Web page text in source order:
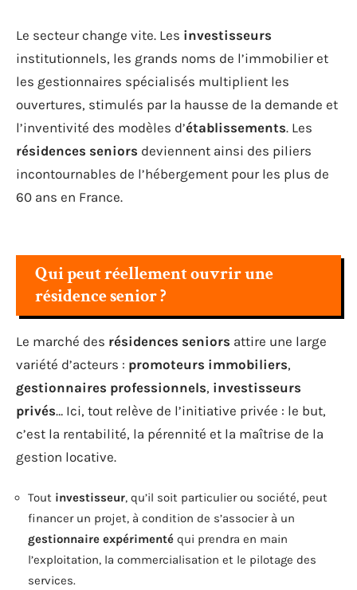
Le secteur change vite. Les investisseurs
institutionnels, les grands noms de l’immobilier et
les gestionnaires spécialisés multiplient les
ouvertures, stimulés par la hausse de la demande et
l’inventivité des modèles d’établissements. Les
résidences seniors deviennent ainsi des piliers
incontournables de l’hébergement pour les plus de
60 ans en France.
Qui peut réellement ouvrir une
résidence senior ?
Le marché des résidences seniors attire une large
variété d’acteurs : promoteurs immobiliers,
gestionnaires professionnels, investisseurs
privés… Ici, tout relève de l’initiative privée : le but,
c’est la rentabilité, la pérennité et la maîtrise de la
gestion locative.
Tout investisseur, qu’il soit particulier ou société, peut
financer un projet, à condition de s’associer à un
gestionnaire expérimenté qui prendra en main
l’exploitation, la commercialisation et le pilotage des
services.